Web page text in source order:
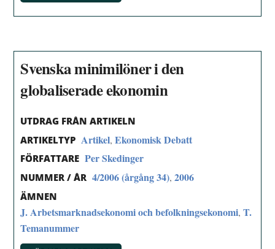
Svenska minimilöner i den
globaliserade ekonomin
UTDRAG FRÅN ARTIKELN
ARTIKELTYP Artikel,Ekonomisk Debatt
FÖRFATTARE Per Skedinger
NUMMER / ÅR 4/2006 (årgång 34),2006
ÄMNEN
J. Arbetsmarknadsekonomi och befolkningsekonomi,T.
Temanummer